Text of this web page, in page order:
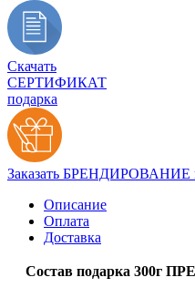
Скачать
СЕРТИФИКАТ
подарка
Заказать БРЕНДИРОВАНИЕ
Описание
Оплата
Доставка
Состав подарка 300г